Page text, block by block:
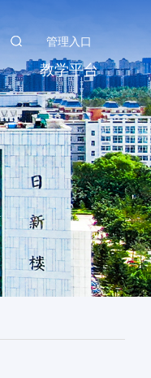
管理入口
教学平台